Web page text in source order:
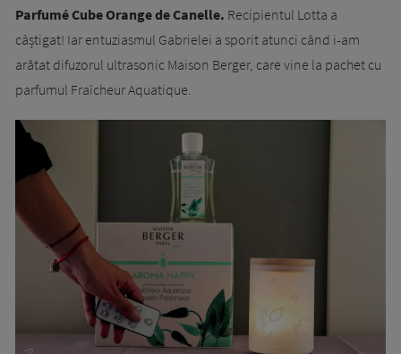
Parfumé Cube Orange de Canelle. Recipientul Lotta a
câștigat! Iar entuziasmul Gabrielei a sporit atunci când i-am
arătat difuzorul ultrasonic Maison Berger, care vine la pachet cu
parfumul Fraîcheur Aquatique.